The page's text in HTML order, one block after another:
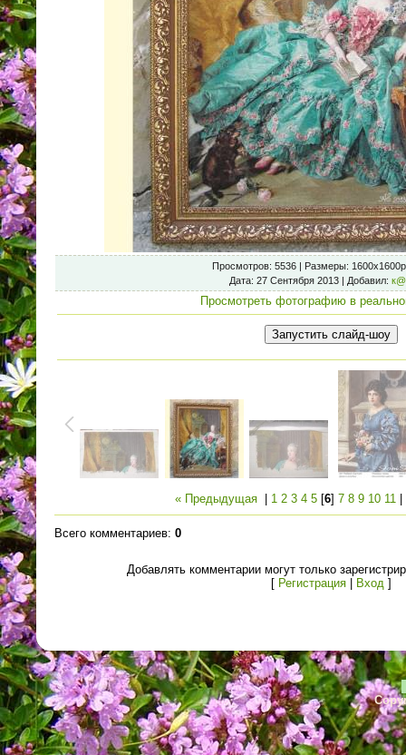
Просмотров: 5536 | Размеры:
Дата: 27 Сентября 2013 | Добавил:
Просмотреть фотографию в
« Предыдущая 1 2 3 4 5 [6] 7 8 9 10 11
Всего комментариев: 0
Добавлять комментарии могут только
[ Регистрация| Вход ]